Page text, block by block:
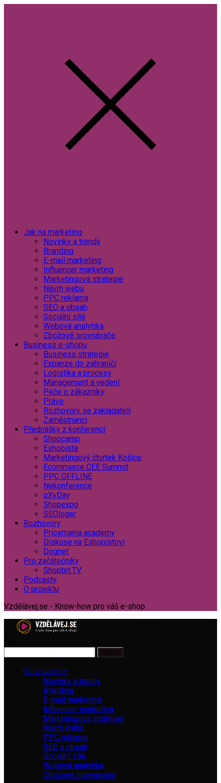
Jak na marketing
Novinky a trendy
Branding
E-mail marketing
Influencer marketing
Marketingová strategie
Návrh webu
PPC reklama
SEO a obsah
Sociální sítě
Webová analytika
Zbožové srovnávače
Business e-shopu
Business strategie
Expanze do zahraničí
Logistika a procesy
Management a vedení
Péče o zákazníky
Právo
Rozhovory se zakladateli
Zaměstnanci
Přednášky z konferencí
Shopcamp
Eshopista
Marketingový čtvrtek Košice
Ecommerce CEE Summit
PPC OFFLINE
Nekonference
oXyDay
Shopexpo
SEOloger
Rozhovory
Pricemania academy
Diskuse na Eshopistovi
Dognet
Pro začátečníky
Shoptet.TV
Podcasty
O projektu
Vzdělávej.se - Know-how pro váš e-shop
Jak na marketing
Novinky a trendy
Branding
E-mail marketing
Influencer marketing
Marketingová strategie
Návrh webu
PPC reklama
SEO a obsah
Sociální sítě
Webová analytika
Zbožové srovnávače